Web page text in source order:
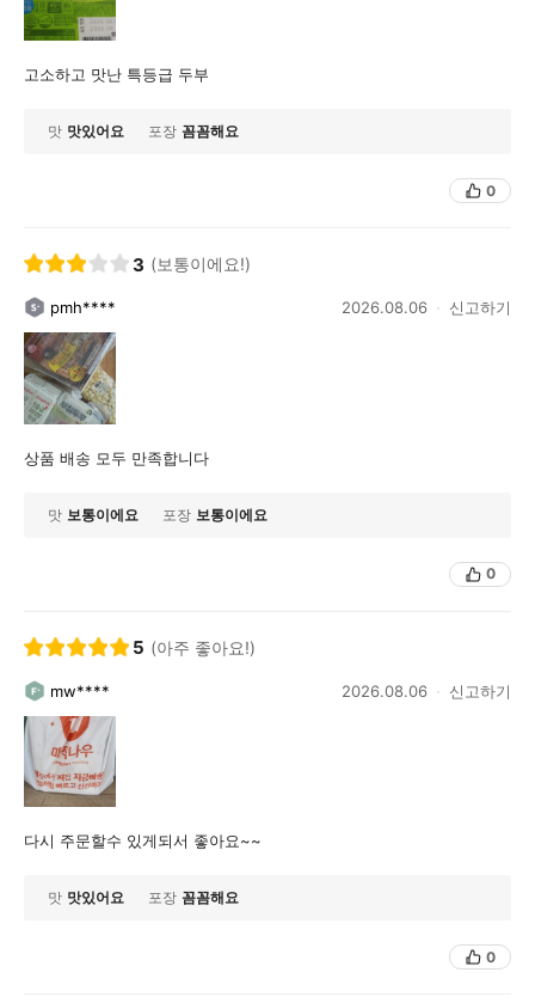
고소하고 맛난 특등급 두부
맛 맛있어요 포장 꼼꼼해요
0
3 (보통이에요!)
pmh**** 2026.08.06 신고하기
상품 배송 모두 만족합니다
맛 보통이에요 포장 보통이에요
0
5 (아주 좋아요!)
mw**** 2026.08.06 신고하기
다시 주문할수 있게되서 좋아요~~
맛 맛있어요 포장 꼼꼼해요
0